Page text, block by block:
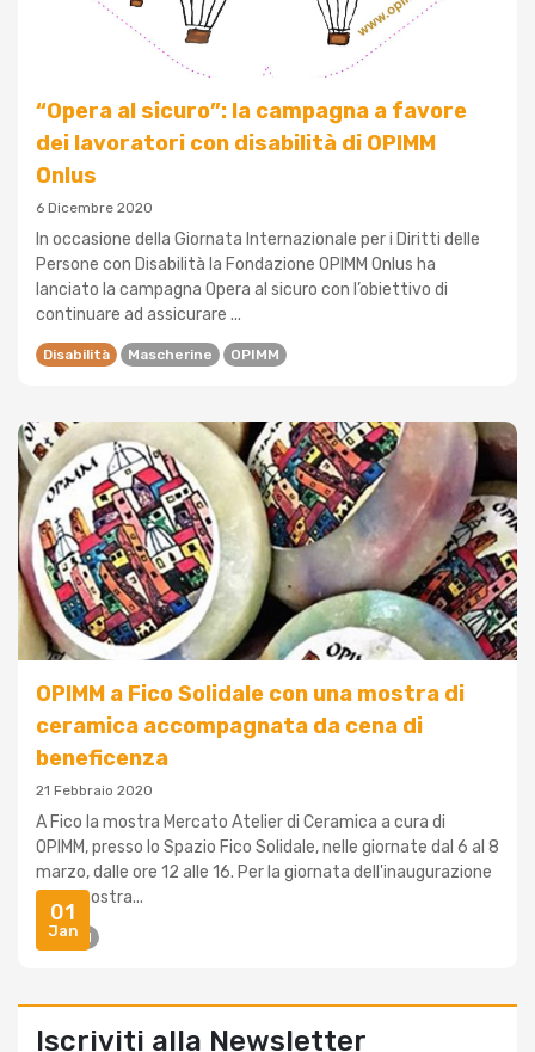
“Opera al sicuro”: la campagna a favore
dei lavoratori con disabilità di OPIMM
Onlus
6 Dicembre 2020
In occasione della Giornata Internazionale per i Diritti delle
Persone con Disabilità la Fondazione OPIMM Onlus ha
lanciato la campagna Opera al sicuro con l’obiettivo di
continuare ad assicurare ...
Disabilità Mascherine OPIMM
01
Jan
OPIMM a Fico Solidale con una mostra di
ceramica accompagnata da cena di
beneficenza
21 Febbraio 2020
A Fico la mostra Mercato Atelier di Ceramica a cura di
OPIMM, presso lo Spazio Fico Solidale, nelle giornate dal 6 al 8
marzo, dalle ore 12 alle 16. Per la giornata dell'inaugurazione
della mostra...
OPIMM
Iscriviti alla Newsletter